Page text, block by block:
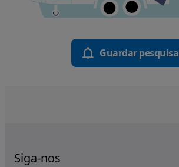
Guardar pesquisa
Siga-nos